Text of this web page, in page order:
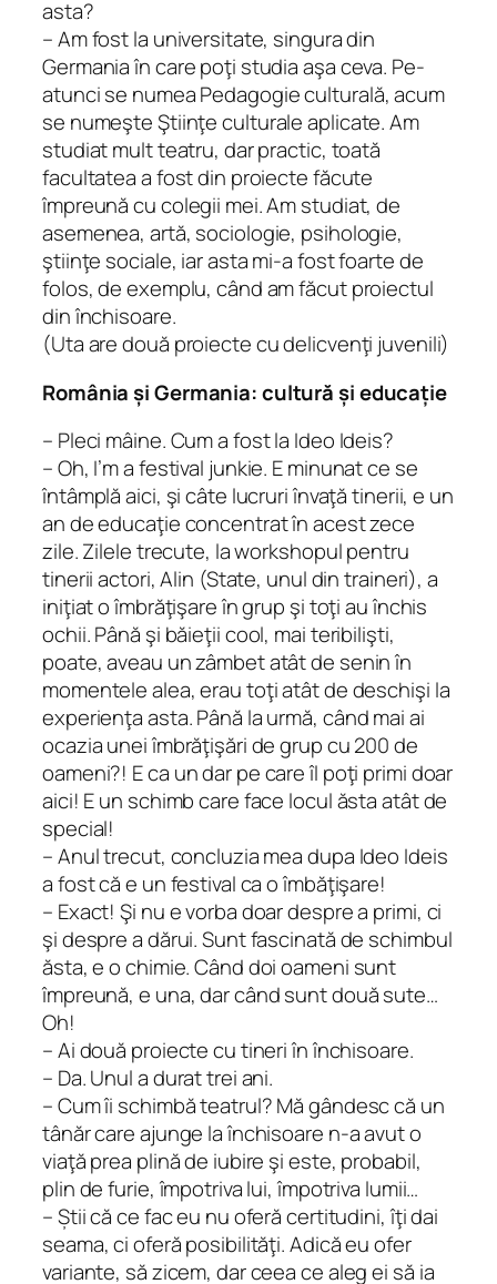
asta?
– Am fost la universitate, singura din
Germania în care poţi studia aşa ceva. Pe-
atunci se numeaPedagogie culturală, acum
se numeşteŞtiinţe culturale aplicate. Am
studiat mult teatru, dar practic, toată
facultatea a fost din proiecte făcute
împreună cu colegii mei. Am studiat, de
asemenea, artă, sociologie, psihologie,
ştiinţe sociale, iar asta mi-a fost foarte de
folos, de exemplu, când am făcut proiectul
din închisoare.
(Uta are două proiecte cu delicvenţi juvenili)
România și Germania: cultură și educație
– Pleci mâine. Cum a fost la Ideo Ideis?
– Oh, I’m afestival junkie. E minunat ce se
întâmplă aici, şi câte lucruri învaţă tinerii, e un
an de educaţie concentrat în acest zece
zile. Zilele trecute, la workshopul pentru
tinerii actori, Alin (State, unul din traineri), a
iniţiat o îmbrăţişare în grup şi toţi au închis
ochii. Până şi băieţiicool, mai teribilişti,
poate, aveau un zâmbet atât de senin în
momentele alea, erau toţi atât de deschişi la
experienţa asta. Până la urmă, când mai ai
ocazia unei îmbrăţişări de grup cu 200 de
oameni?! E ca un dar pe care îl poţi primi doar
aici! E un schimb care face locul ăsta atât de
special!
– Anul trecut, concluzia mea dupa Ideo Ideis
a fost că e un festival ca o îmbăţişare!
– Exact! Şi nu e vorba doar despre a primi, ci
şi despre a dărui. Sunt fascinată de schimbul
ăsta, e o chimie. Când doi oameni sunt
împreună, e una, dar când sunt două sute…
Oh!
– Ai două proiecte cu tineri în închisoare.
– Da. Unul a durat trei ani.
– Cum îi schimbă teatrul? Mă gândesc că un
tânăr care ajunge la închisoare n-a avut o
viaţă prea plină de iubire şi este, probabil,
plin de furie, împotriva lui, împotriva lumii…
– Știi că ce fac eu nu oferă certitudini, îţi dai
seama, ci oferă posibilităţi. Adică eu ofer
variante, să zicem, dar ceea ce aleg ei să ia